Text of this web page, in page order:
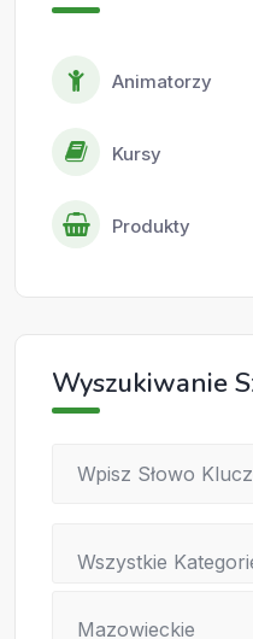
Animatorzy
Kursy
Produkty
Wyszukiwanie
Wszystkie
Mazowieckie